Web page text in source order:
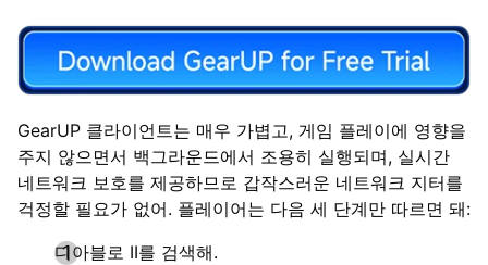
GearUP 클라이언트는 매우 가볍고, 게임 플레이에 영향을
주지 않으면서 백그라운드에서 조용히 실행되며, 실시간
네트워크 보호를 제공하므로 갑작스러운 네트워크 지터를
걱정할 필요가 없어. 플레이어는 다음 세 단계만 따르면 돼:
디아블로 II를 검색해.